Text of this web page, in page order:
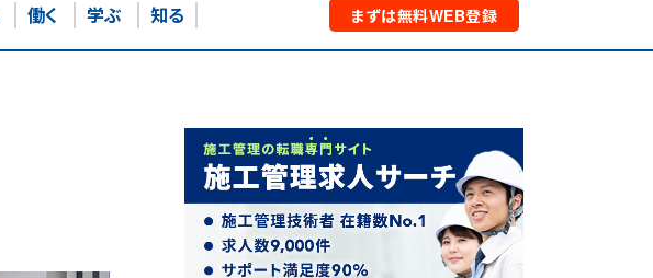
働く 学ぶ 知る まずは無料WEB登録